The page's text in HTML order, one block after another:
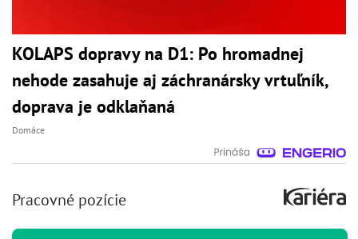
KOLAPS dopravy na D1: Po hromadnej
nehode zasahuje aj záchranársky vrtuľník,
doprava je odklaňaná
Domáce
Pracovné pozície